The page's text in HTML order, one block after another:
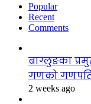
Popular
Recent
Comments
बाग्लुङका
गणको
2 weeks ago